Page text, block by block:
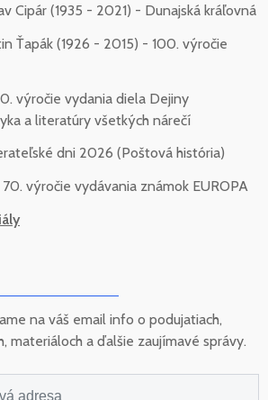
Cipár (1935 - 2021) - Dunajská kráľovná
Ťapák (1926 - 2015) - 100. výročie
výročie vydania diela Dejiny
a literatúry všetkých nárečí
dni 2026 (Poštová história)
výročie vydávania známok EUROPA
na váš email info o podujatiach,
materiáloch a ďalšie zaujímavé správy.